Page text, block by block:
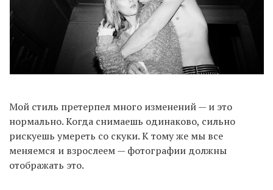
Мой стиль претерпел много изменений — и это
нормально. Когда снимаешь одинаково, сильно
рискуешь умереть со скуки. К тому же мы все
меняемся и взрослеем — фотографии должны
отображать это.